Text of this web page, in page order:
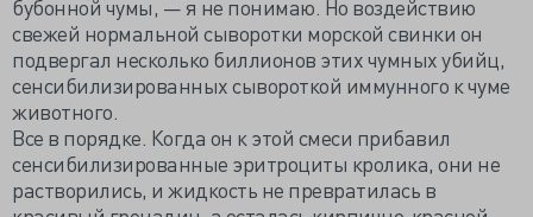
бубонной чумы, — я не понимаю. Но воздействию
свежей нормальной сыворотки морской свинки он
подвергал несколько биллионов этих чумных убийц,
сенсибилизированных сывороткой иммунного к чуме
животного.
Все в порядке. Когда он к этой смеси прибавил
сенсибилизированные эритроциты кролика, они не
растворились, и жидкость не превратилась в